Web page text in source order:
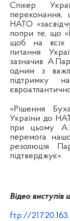
Спікер
НАТО
попри те, що
щоб на всіх
питання
зазначив
одним з
підтримку
«Рішення
України до
при цьому
перемога
резолюція
підтверджує».
Відео виступів
ftp://